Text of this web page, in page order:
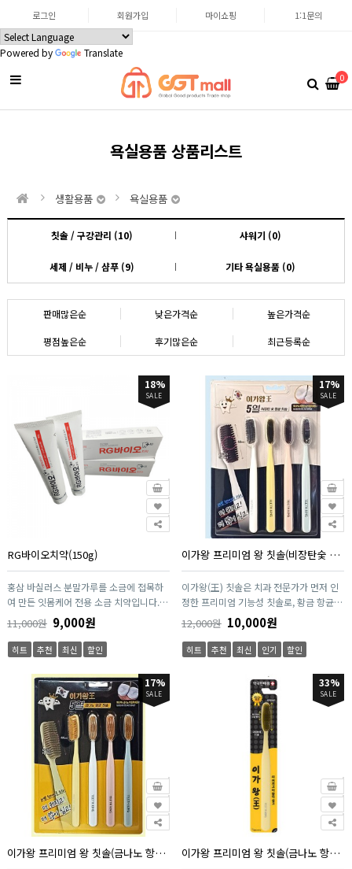
Powered by Translate
로그인 회원가입 마이쇼핑 1:1문의
0
욕실용품 상품리스트
생활용품 욕실용품
칫솔 / 구강관리 (10) 샤워기 (0)
세제 / 비누 / 샴푸 (9) 기타 욕실용품 (0)
판매많은순 낮은가격순 높은가격순
평점높은순 후기많은순 최근등록순
18%
SALE
RG바이오치약(150g)
홍삼 바실러스 분말가루를 소금에 접목하
여 만든 잇몸케어 전용 소금 치약입니다.
구강관리에 도움을 줄 수 있는 기능성 치약
입니다.
11,000원 9,000원
히트 추천 최신 할인
17%
SALE
이가왕 프리미엄 왕 칫솔(비장탄숯 항균칫솔, 4P)
이가왕(王) 칫솔은 치과 전문가가 먼저 인
정한 프리미엄 기능성 칫솔로, 황금 항균모
와 초미세모를 결합해 치간 깊숙한 부분까
지 깔끔하게 세정합니다. 2중 구조 미세모
가 플라그를 효과적으로 제거하며, 특수 설
계된 슬림 헤드가 잇몸 자극을 최소화합니
다. 고급 PET 손잡이와 인체공학적 디자인
으로 사용 편의성을 높였고, 20년 제조 노
하우를 갖춘 전문 생산라인에서 위생적으
로 제작되어 온 가족이 안심하고 사용할 수
있는 고품격 항균 칫솔입니다.
12,000원 10,000원
히트 추천 최신 인기 할인
17%
SALE
이가왕 프리미엄 왕 칫솔(금나노 항균칫솔, 4P)
33%
SALE
이가왕 프리미엄 왕 칫솔(금나노 항균칫솔, 1P)